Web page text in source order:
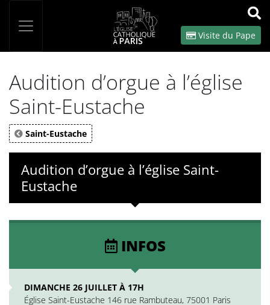
OK
Visite du Pape
Audition d’orgue à l’église
Saint-Eustache
Saint-Eustache
Audition d’orgue à l’église Saint-
Eustache
INFOS
DIMANCHE 26 JUILLET À 17H
Église Saint-Eustache 146 rue Rambuteau, 75001 Paris
Panneau de gestion des cookies